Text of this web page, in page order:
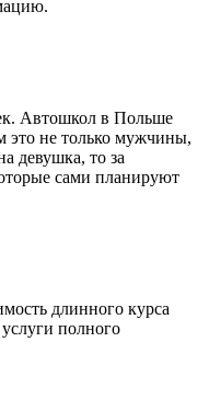
Автошкол в Польше
это не только мужчины,
девушка, то за
сами планируют
длинного курса
полного